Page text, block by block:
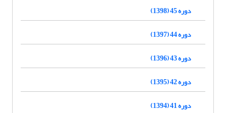
دوره 45 (1398)
دوره 44 (1397)
دوره 43 (1396)
دوره 42 (1395)
دوره 41 (1394)